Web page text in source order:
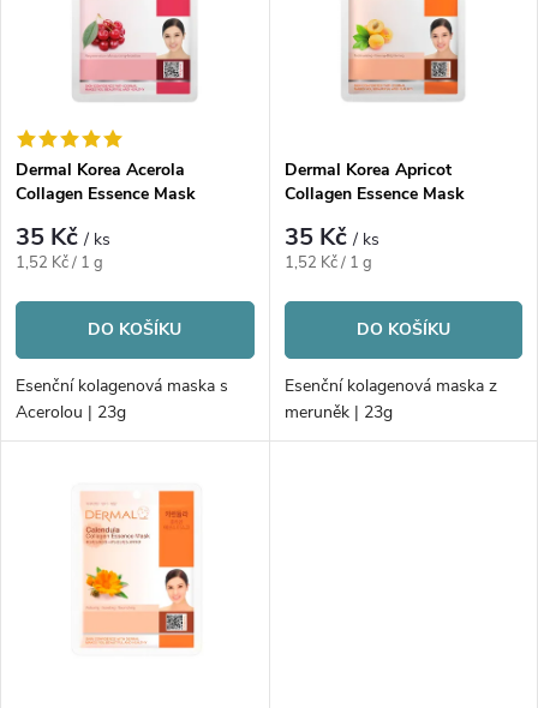
í
p
r
o
d
u
s
p
r
o
d
u
Dermal Korea Acerola
Collagen Essence Mask
35 Kč/ ks
Měrná
1,52 Kč / 1 g
DO KOŠÍKU
Esenční kolagenová maska s
Acerolou | 23g
Dermal Korea Apricot
Collagen Essence Mask
35 Kč/ ks
Měrná
1,52 Kč / 1 g
DO KOŠÍKU
Esenční kolagenová maska z
meruněk | 23g